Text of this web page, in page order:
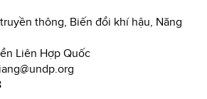
thông, Biến đổi khí hậu, Năng
Liên Hợp Quốc